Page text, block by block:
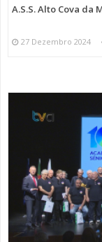
A.S.S. Alto Cova da
27 Dezembro 2024